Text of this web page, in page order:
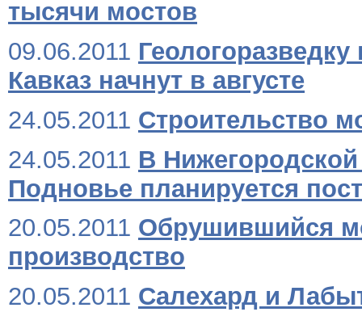
тысячи мостов
09.06.2011
Кавказ начнут в августе
24.05.2011 Строительство
24.05.2011 В
Подновье планируется
20.05.2011 Обрушившийся
производство
20.05.2011 Салехард и